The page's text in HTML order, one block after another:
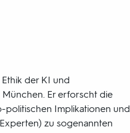
der KI und
Er erforscht die
politischen Implikationen und
zu sogenannten